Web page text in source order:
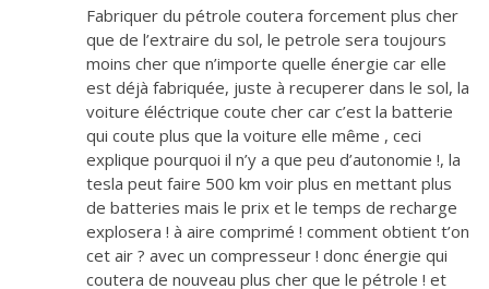
Fabriquer du pétrole coutera forcement plus cher
que de l’extraire du sol, le petrole sera toujours
moins cher que n’importe quelle énergie car elle
est déjà fabriquée, juste à recuperer dans le sol, la
voiture éléctrique coute cher car c’est la batterie
qui coute plus que la voiture elle même , ceci
explique pourquoi il n’y a que peu d’autonomie !, la
tesla peut faire 500 km voir plus en mettant plus
de batteries mais le prix et le temps de recharge
explosera ! à aire comprimé ! comment obtient t’on
cet air ? avec un compresseur ! donc énergie qui
coutera de nouveau plus cher que le pétrole ! et